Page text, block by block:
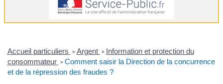
Accueil particuliers > Argent > Information et protection du
consommateur > Comment saisir la Direction de la concurrence
et de la répression des fraudes ?